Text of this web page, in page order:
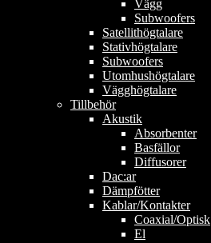
Vägg
Subwoofers
Satellithögtalare
Stativhögtalare
Subwoofers
Utomhushögtalare
Vägghögtalare
Tillbehör
Akustik
Absorbenter
Basfällor
Diffusorer
Dac:ar
Dämpfötter
Kablar/Kontakter
Coaxial/Optisk
El